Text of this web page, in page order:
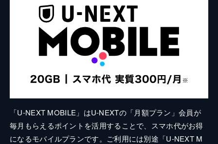
「U-NEXT MOBILE」はU-NEXTの「月額プラン」会員が
毎月もらえるポイントを活用することで、スマホ代がお得
になるモバイルプランです。ご利用には別途「U-NEXT M